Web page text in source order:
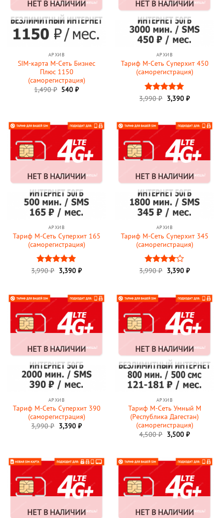
НЕТ В НАЛИЧИИ
АРХИВ
SIM-карта М-Сеть Бизнес
Плюс 1150
(саморегистрация)
1,490₽ Первоначальная
540₽Текущая
НЕТ В НАЛИЧИИ
АРХИВ
Тариф М-Сеть Суперхит 450
(саморегистрация)
Оценка5
3,990₽ 3,390 ₽
НЕТ В НАЛИЧИИ
АРХИВ
Тариф М-Сеть Суперхит 165
(саморегистрация)
Оценка5
3,990₽ 3,390 ₽
НЕТ В НАЛИЧИИ
АРХИВ
Тариф М-Сеть Суперхит 345
(саморегистрация)
Оценка
3,990₽ 3,390 ₽
НЕТ В НАЛИЧИИ
АРХИВ
Тариф М-Сеть Суперхит 390
(саморегистрация)
3,990₽ 3,390 ₽
НЕТ В НАЛИЧИИ
АРХИВ
Тариф М-Сеть Умный M
(Республика Дагестан)
(саморегистрация)
4,500₽ Первоначальная
цена
3,500 ₽Текущая
НЕТ В НАЛИЧИИ НЕТ В НАЛИЧИИ